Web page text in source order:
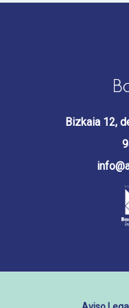
Bizkaia 12,